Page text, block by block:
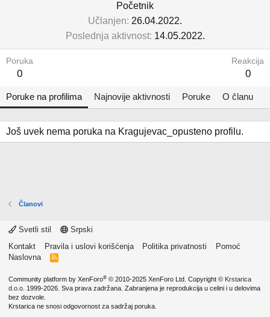
Početnik
Učlanjen 26.04.2022.
Poslednja aktivnost 14.05.2022.
Poruka
0
Reakcija
0
Poruke na profilima Najnovije aktivnosti Poruke O članu
Još uvek nema poruka na Kragujevac_opusteno profilu.
Članovi
Svetli stil
Srpski
Kontakt
Pravila i uslovi korišćenja Politika privatnosti
Pomoć
Naslovna
R
Community platform by XenForo® © 2010-2025 XenForo Ltd. Copyright © Krstarica
d.o.o. 1999-2026. Sva prava zadržana. Zabranjena je reprodukcija u celini i u delovima
bez dozvole.
Krstarica ne snosi odgovornost za sadržaj poruka.